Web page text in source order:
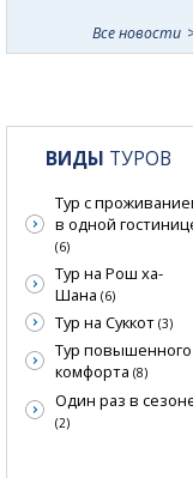
Все новости
ВИДЫ ТУРОВ
Тур с
в одной
(6)
Тур на Рош ха-
Шана (6)
Тур на Суккот (3)
Тур повышенного
комфорта (8)
Один раз в
(2)